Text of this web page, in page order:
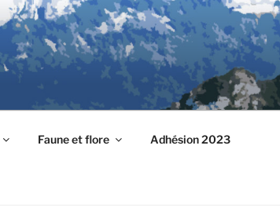
Faune et flore Adhésion 2023